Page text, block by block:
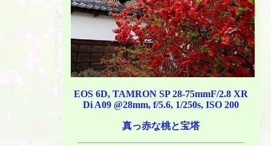
EOS 6D, TAMRON SP 28-75mmF/2.8 XR
Di A09 @28mm, f/5.6, 1/250s, ISO 200
真っ赤な桃と宝塔